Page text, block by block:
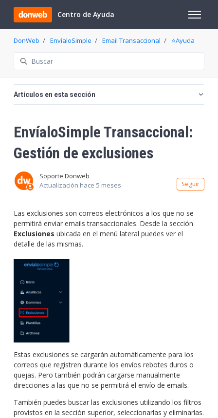
Saltar al contenido principal
Centro de Ayuda
Abrir/
DonWeb EnvíaloSimple Email Transaccional ⭐️Ayuda
Búsqueda
EnvíaloSimple Transaccional:
Gestión de exclusiones
Soporte Donweb
Actualización hace 5 meses Seguir
Las exclusiones son correos electrónicos a los que no se
permitirá enviar emails transaccionales. Desde la sección
Exclusiones ubicada en el menú lateral puedes ver el
detalle de las mismas.
Estas exclusiones se cargarán automáticamente para los
correos que registren durante los envíos rebotes duros o
quejas. Pero también podrán cargarse manualmente
direcciones a las que no se permitirá el envío de emails.
También puedes buscar las exclusiones utilizando los filtros
provistos en la sección superior, seleccionarlas y eliminarlas.
Artículos en esta sección